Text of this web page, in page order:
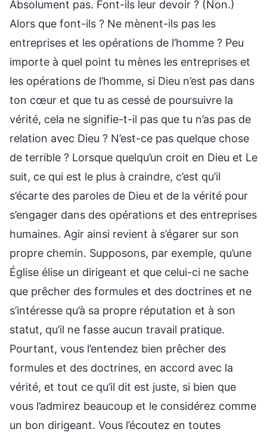
Absolument pas. Font-ils leur devoir ? (Non.)
Alors que font-ils ? Ne mènent-ils pas les
entreprises et les opérations de l’homme ? Peu
importe à quel point tu mènes les entreprises et
les opérations de l’homme, si Dieu n’est pas dans
ton cœur et que tu as cessé de poursuivre la
vérité, cela ne signifie-t-il pas que tu n’as pas de
relation avec Dieu ? N’est-ce pas quelque chose
de terrible ? Lorsque quelqu’un croit en Dieu et Le
suit, ce qui est le plus à craindre, c’est qu’il
s’écarte des paroles de Dieu et de la vérité pour
s’engager dans des opérations et des entreprises
humaines. Agir ainsi revient à s’égarer sur son
propre chemin. Supposons, par exemple, qu’une
Église élise un dirigeant et que celui-ci ne sache
que prêcher des formules et des doctrines et ne
s’intéresse qu’à sa propre réputation et à son
statut, qu’il ne fasse aucun travail pratique.
Pourtant, vous l’entendez bien prêcher des
formules et des doctrines, en accord avec la
vérité, et tout ce qu’il dit est juste, si bien que
vous l’admirez beaucoup et le considérez comme
un bon dirigeant. Vous l’écoutez en toutes